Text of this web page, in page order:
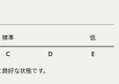
標準 低
C D E
好な状態です。